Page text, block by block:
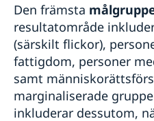
Den främsta
resultatområde
(särskilt flickor),
fattigdom, personer
samt
marginaliserade
inkluderar dessutom,